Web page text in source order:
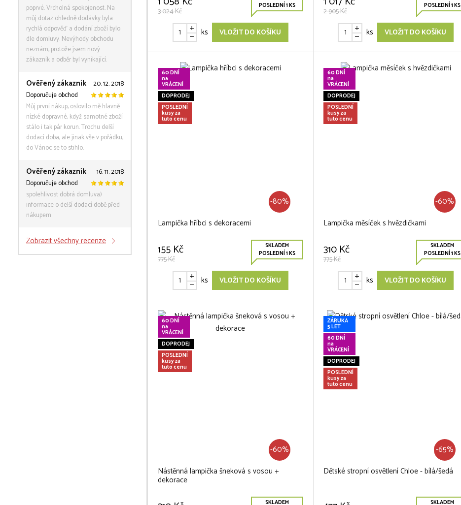
poprvé. Vrcholná spokojenost. Na
můj dotaz ohledně dodávky byla
rychlá odpověď a dodání zboží bylo
dle domluvy. Nevýhody obchodu
neznám, protože jsem nový
zákazník a odběr byl vynikající.
Ověřený zákazník
20. 12. 2018
Doporučuje obchod
Můj první nákup, oslovilo mě hlavně
nízké dopravné, když samotné zboží
stálo i tak pár korun. Trochu delší
dodací doba, ale jinak vše v pořádku,
do Vánoc se to stihlo.
Ověřený zákazník
16. 11. 2018
Doporučuje obchod
spolehlivost dobrá domluva)
informace o delší dodací době před
nákupem
Zobrazit všechny recenze
3 024 Kč
POSLEDNÍ 1 KS
ks VLOŽIT DO KOŠÍKU
2 905 Kč
POSLEDNÍ 1 KS
ks VLOŽIT DO KOŠÍKU
60 DNÍ
na
VRÁCENÍ
DOPRODEJ
POSLEDNÍ
kusy za
tuto cenu
-80%
Lampička hříbci s dekoracemi
155 Kč
775 Kč
SKLADEM
POSLEDNÍ 1 KS
ks VLOŽIT DO KOŠÍKU
60 DNÍ
na
VRÁCENÍ
DOPRODEJ
POSLEDNÍ
kusy za
tuto cenu
-60%
Lampička měsíček s hvězdičkami
310 Kč
775 Kč
SKLADEM
POSLEDNÍ 1 KS
ks VLOŽIT DO KOŠÍKU
60 DNÍ
na
VRÁCENÍ
DOPRODEJ
POSLEDNÍ
kusy za
tuto cenu
-60%
Nástěnná lampička šneková s vosou +
dekorace
SKLADEM
ZÁRUKA
5 LET
60 DNÍ
na
VRÁCENÍ
DOPRODEJ
POSLEDNÍ
kusy za
tuto cenu
-65%
Dětské stropní osvětlení Chloe - bílá/šedá
SKLADEM